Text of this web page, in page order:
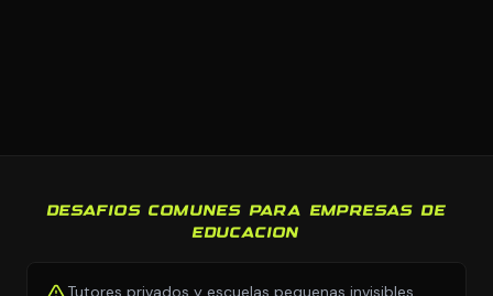
DESAFIOS COMUNES PARA EMPRESAS DE
EDUCACION
Tutores privados y escuelas pequenas invisibles